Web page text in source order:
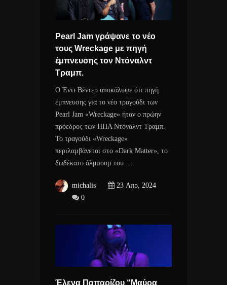
Pearl Jam γράψανε το νέο
τους Wreckage με πηγή
έμπνευσης τον Ντόναλντ
Τραμπ.
Ο Έντι Βέντερ αποκάλυψε ότι πηγή
έμπνευσης για το νέο τραγούδι των
Pearl Jam «Wreckage» ήταν ο πρώην
πρόεδρος των ΗΠΑ Ντόναλντ Τραμπ.
Το τραγούδι «Wreckage»
περιλαμβάνεται στο «Dark Matter», το
δωδέκατο άλμπουμ του …
michalis
23 Απρ, 2024
0
Έλενα Παπαρίζου “Μαύρα